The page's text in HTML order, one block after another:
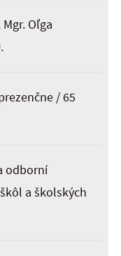
Mgr. Oľga
/ 65
odborní
a školských